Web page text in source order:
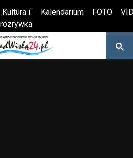
Kultura i
rozrywka
Kalendarium FOTO